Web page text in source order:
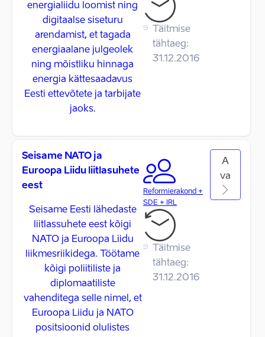
energialiidu loomist ning
digitaalse siseturu
arendamist, et tagada
energiaalane julgeolek
ning mõistliku hinnaga
energia kättesaadavus
Eesti ettevõtete ja tarbijate
jaoks.
Täitmise
tähtaeg:
31.12.2016
Seisame NATO ja
Euroopa Liidu liitlasuhete
eest
Seisame Eesti lähedaste
liitlassuhete eest kõigi
NATO ja Euroopa Liidu
liikmesriikidega. Töötame
kõigi poliitiliste ja
diplomaatiliste
vahenditega selle nimel, et
Euroopa Liidu ja NATO
positsioonid olulistes
Reformierakond +
SDE + IRL
Täitmise
tähtaeg:
31.12.2016
A
va